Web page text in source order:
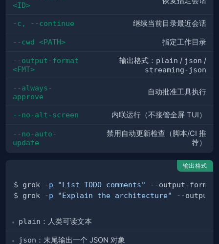
<ID>
-c, --continue 继续当前目录最近会话
--cwd <PATH> 指定工作目录
--output-format
<FMT>
输出格式： plain / json /
streaming-json
--always-
approve
自动批准工具执行
--no-alt-screen 内联运行（不接管全屏 TUI）
--no-auto-
update
禁用自动更新检查（脚本/CI 推
荐）
输出格式
$ grok -p
"List TODO comments"
$ grok
-p "Explain the architecture"
plain ：人类可读文本
json ：末尾输出一个 JSON 对象